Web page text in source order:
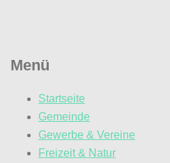
Menü
Startseite
Gemeinde
Gewerbe & Vereine
Freizeit & Natur